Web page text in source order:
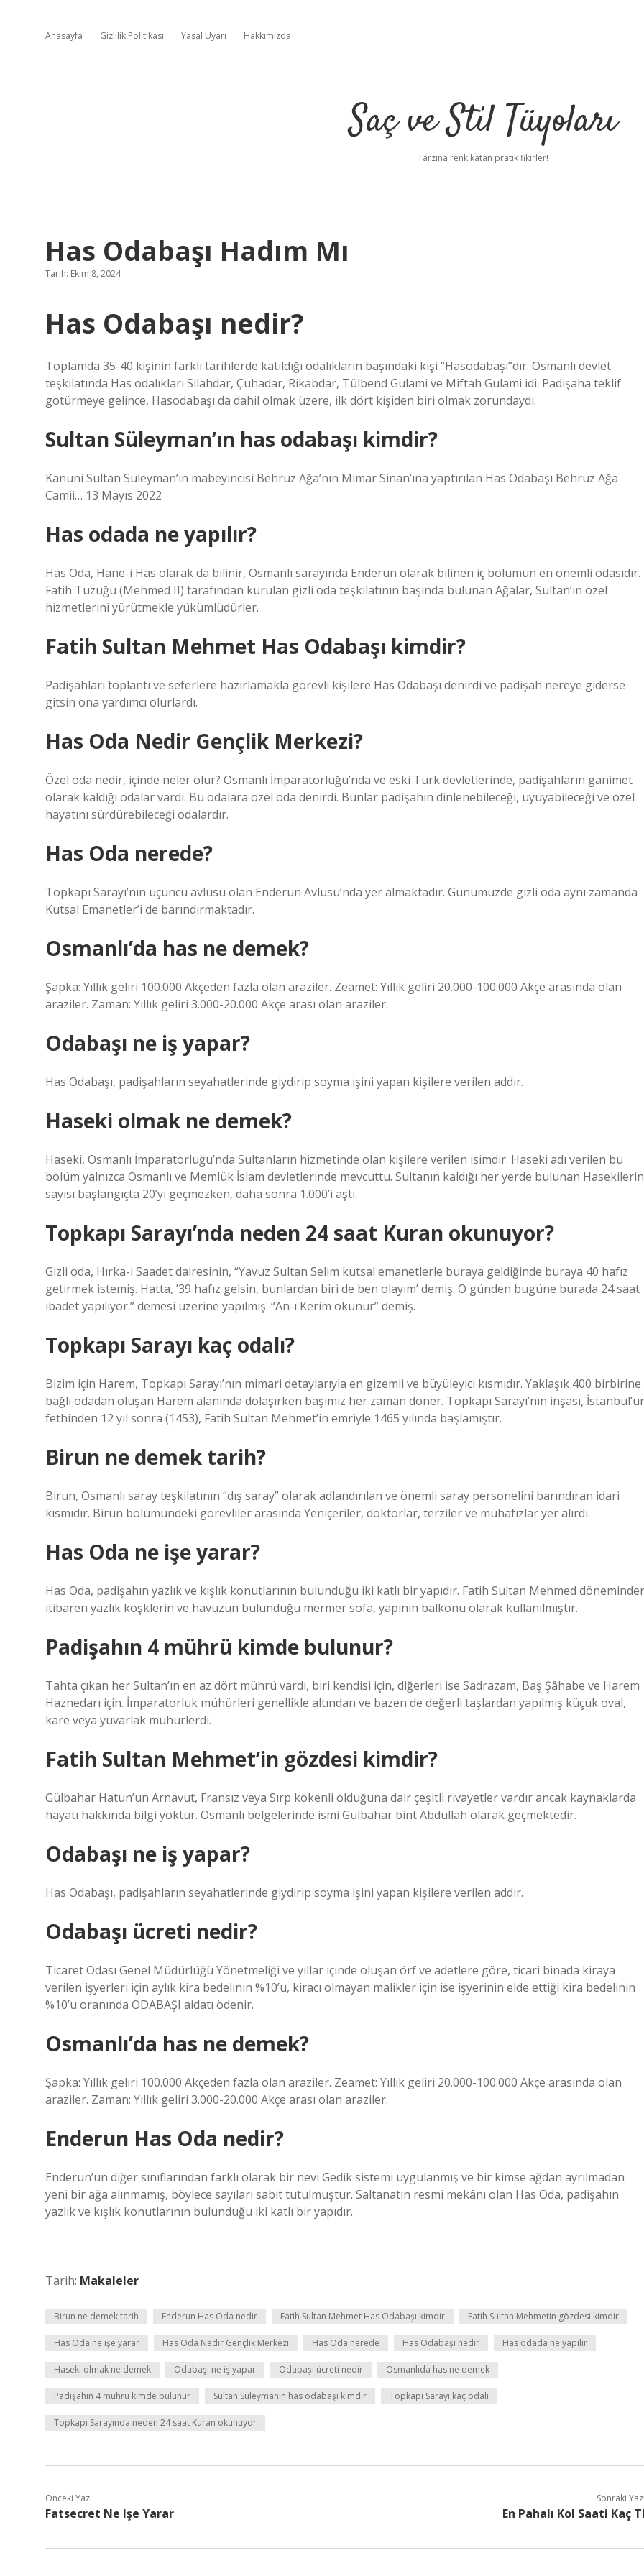
Anasayfa Gizlilik Politikası Yasal Uyarı Hakkımızda
Saç ve Stil Tüyoları
Tarzına renk katan pratik fikirler!
Has Odabaşı Hadım Mı
Tarih: Ekim 8, 2024
Has Odabaşı nedir?
Toplamda 35-40 kişinin farklı tarihlerde katıldığı odalıkların başındaki kişi “Hasodabaşı”dır. Osmanlı devlet
teşkilatında Has odalıkları Silahdar, Çuhadar, Rikabdar, Tülbend Gulami ve Miftah Gulami idi. Padişaha teklif
götürmeye gelince, Hasodabaşı da dahil olmak üzere, ilk dört kişiden biri olmak zorundaydı.
Sultan Süleyman’ın has odabaşı kimdir?
Kanuni Sultan Süleyman’ın mabeyincisi Behruz Ağa’nın Mimar Sinan’ına yaptırılan Has Odabaşı Behruz Ağa
Camii… 13 Mayıs 2022
Has odada ne yapılır?
Has Oda, Hane-i Has olarak da bilinir, Osmanlı sarayında Enderun olarak bilinen iç bölümün en önemli odasıdır.
Fatih Tüzüğü (Mehmed II) tarafından kurulan gizli oda teşkilatının başında bulunan Ağalar, Sultan’ın özel
hizmetlerini yürütmekle yükümlüdürler.
Fatih Sultan Mehmet Has Odabaşı kimdir?
Padişahları toplantı ve seferlere hazırlamakla görevli kişilere Has Odabaşı denirdi ve padişah nereye giderse
gitsin ona yardımcı olurlardı.
Has Oda Nedir Gençlik Merkezi?
Özel oda nedir, içinde neler olur? Osmanlı İmparatorluğu’nda ve eski Türk devletlerinde, padişahların ganimet
olarak kaldığı odalar vardı. Bu odalara özel oda denirdi. Bunlar padişahın dinlenebileceği, uyuyabileceği ve özel
hayatını sürdürebileceği odalardır.
Has Oda nerede?
Topkapı Sarayı’nın üçüncü avlusu olan Enderun Avlusu’nda yer almaktadır. Günümüzde gizli oda aynı zamanda
Kutsal Emanetler’i de barındırmaktadır.
Osmanlı’da has ne demek?
Şapka: Yıllık geliri 100.000 Akçeden fazla olan araziler. Zeamet: Yıllık geliri 20.000-100.000 Akçe arasında olan
araziler. Zaman: Yıllık geliri 3.000-20.000 Akçe arası olan araziler.
Odabaşı ne iş yapar?
Has Odabaşı, padişahların seyahatlerinde giydirip soyma işini yapan kişilere verilen addır.
Haseki olmak ne demek?
Haseki, Osmanlı İmparatorluğu’nda Sultanların hizmetinde olan kişilere verilen isimdir. Haseki adı verilen bu
bölüm yalnızca Osmanlı ve Memlük İslam devletlerinde mevcuttu. Sultanın kaldığı her yerde bulunan Hasekilerin
sayısı başlangıçta 20’yi geçmezken, daha sonra 1.000’i aştı.
Topkapı Sarayı’nda neden 24 saat Kuran okunuyor?
Gizli oda, Hırka-i Saadet dairesinin, “Yavuz Sultan Selim kutsal emanetlerle buraya geldiğinde buraya 40 hafız
getirmek istemiş. Hatta, ’39 hafız gelsin, bunlardan biri de ben olayım’ demiş. O günden bugüne burada 24 saat
ibadet yapılıyor.” demesi üzerine yapılmış. “An-ı Kerim okunur” demiş.
Topkapı Sarayı kaç odalı?
Bizim için Harem, Topkapı Sarayı’nın mimari detaylarıyla en gizemli ve büyüleyici kısmıdır. Yaklaşık 400 birbirine
bağlı odadan oluşan Harem alanında dolaşırken başımız her zaman döner. Topkapı Sarayı’nın inşası,
fethinden 12 yıl sonra (1453), Fatih Sultan Mehmet’in emriyle 1465 yılında başlamıştır.
Birun ne demek tarih?
Birun, Osmanlı saray teşkilatının “dış saray” olarak adlandırılan ve önemli saray personelini barındıran idari
kısmıdır. Birun bölümündeki görevliler arasında Yeniçeriler, doktorlar, terziler ve muhafızlar yer alırdı.
Has Oda ne işe yarar?
Has Oda, padişahın yazlık ve kışlık konutlarının bulunduğu iki katlı bir yapıdır. Fatih Sultan Mehmed
itibaren yazlık köşklerin ve havuzun bulunduğu mermer sofa, yapının balkonu olarak kullanılmıştır.
Padişahın 4 mührü kimde bulunur?
Tahta çıkan her Sultan’ın en az dört mührü vardı, biri kendisi için, diğerleri ise Sadrazam, Baş Şâhabe ve Harem
Haznedarı için. İmparatorluk mühürleri genellikle altından ve bazen de değerli taşlardan yapılmış küçük oval,
kare veya yuvarlak mühürlerdi.
Fatih Sultan Mehmet’in gözdesi kimdir?
Gülbahar Hatun’un Arnavut, Fransız veya Sırp kökenli olduğuna dair çeşitli rivayetler vardır ancak kaynaklarda
hayatı hakkında bilgi yoktur. Osmanlı belgelerinde ismi Gülbahar bint Abdullah olarak geçmektedir.
Odabaşı ne iş yapar?
Has Odabaşı, padişahların seyahatlerinde giydirip soyma işini yapan kişilere verilen addır.
Odabaşı ücreti nedir?
Ticaret Odası Genel Müdürlüğü Yönetmeliği ve yıllar içinde oluşan örf ve adetlere göre, ticari binada kiraya
verilen işyerleri için aylık kira bedelinin %10’u, kiracı olmayan malikler için ise işyerinin elde ettiği kira bedelinin
%10’u oranında ODABAŞI aidatı ödenir.
Osmanlı’da has ne demek?
Şapka: Yıllık geliri 100.000 Akçeden fazla olan araziler. Zeamet: Yıllık geliri 20.000-100.000 Akçe arasında olan
araziler. Zaman: Yıllık geliri 3.000-20.000 Akçe arası olan araziler.
Enderun Has Oda nedir?
Enderun’un diğer sınıflarından farklı olarak bir nevi Gedik sistemi uygulanmış ve bir kimse ağdan ayrılmadan
yeni bir ağa alınmamış, böylece sayıları sabit tutulmuştur. Saltanatın resmi mekânı olan Has Oda, padişahın
yazlık ve kışlık konutlarının bulunduğu iki katlı bir yapıdır.
Tarih: Makaleler
Birun ne demek tarih Enderun Has Oda nedir Fatih Sultan Mehmet Has Odabaşı kimdir Fatih Sultan Mehmetin gözdesi kimdir
Has Oda ne işe yarar Has Oda Nedir Gençlik Merkezi Has Oda nerede Has Odabaşı nedir Has odada ne yapılır
Haseki olmak ne demek Odabaşı ne iş yapar Odabaşı ücreti nedir Osmanlıda has ne demek
Padişahın 4 mührü kimde bulunur Sultan Süleymanın has odabaşı kimdir Topkapı Sarayı kaç odalı
Topkapı Sarayında neden 24 saat Kuran okunuyor
Önceki Yazı
Fatsecret Ne Işe Yarar
Sonraki
En Pahalı Kol Saati Kaç